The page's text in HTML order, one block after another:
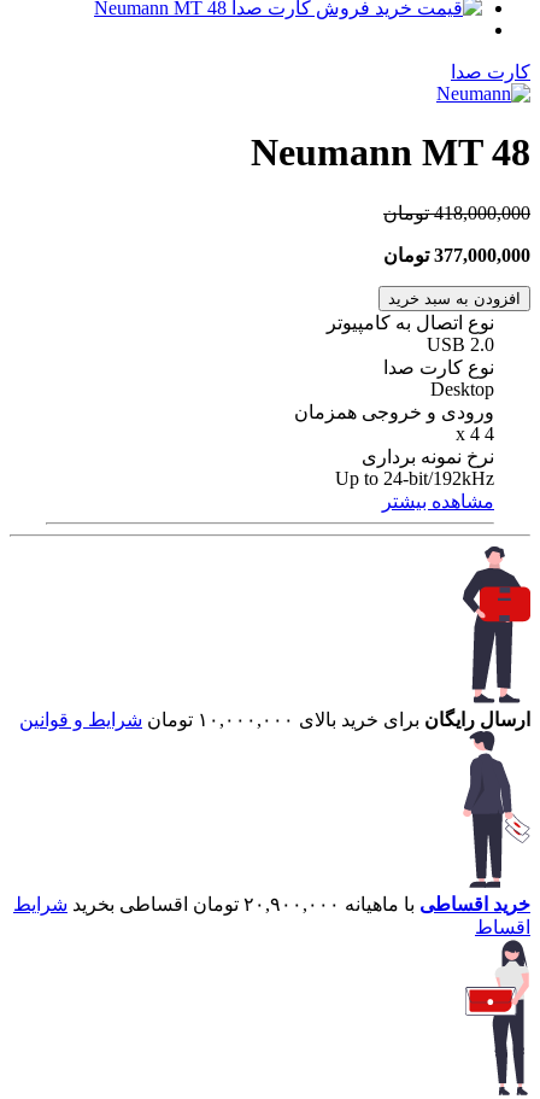
کارت صدا
Neumann MT 48
418,000,000 تومان
377,000,000 تومان
افزودن به سبد خرید
نوع اتصال به کامپیوتر
USB 2.0
نوع کارت صدا
Desktop
ورودی و خروجی همزمان
4 x 4
نرخ نمونه برداری
Up to 24-bit/192kHz
مشاهده بیشتر
ارسال رایگان برای خرید بالای ۱۰,۰۰۰,۰۰۰ تومان شرایط و قوانین
خرید اقساطی با ماهیانه ۲۰,۹۰۰,۰۰۰ تومان اقساطی بخرید
شرایط
اقساط